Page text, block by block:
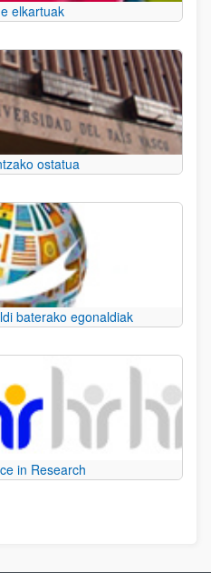
elkartuak
ostatua
baterako egonaldiak
in Research